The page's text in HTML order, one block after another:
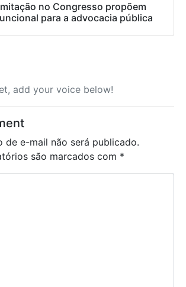
no Congresso propõem
para a advocacia pública
add your voice below!
de e-mail não será publicado.
são marcados com *